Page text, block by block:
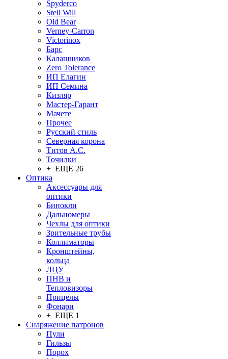
Spyderco
Stell Will
Old Bear
Verney-Carron
Victorinox
Барс
Калашников
Zero Tolerance
ИП Елагин
ИП Семина
Кизляр
Мастер-Гарант
Мачете
Прочее
Русский стиль
Северная корона
Титов А.С.
Точилки
+ ЕЩЕ 26
Оптика
Аксессуары для
оптики
Бинокли
Дальномеры
Чехлы для оптики
Зрительные трубы
Коллиматоры
Кронштейны,
кольца
ЛЦУ
ПНВ и
Тепловизоры
Прицелы
Фонари
+ ЕЩЕ 1
Снаряжение патронов
Пули
Гильзы
Порох